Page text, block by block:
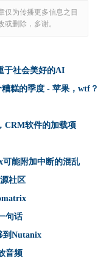
仅为传播更多信息之目
删除，多谢。
于社会美好的AI
糕的季度 - 苹果，wtf？
CRM软件的加载项
能附加中断的混乱
社区
句话
到Nutanix
音频